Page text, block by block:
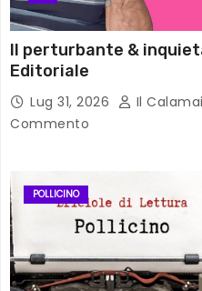
Il perturbante &
Editoriale
Lug 31, 2026 Il
Commento
POLLICINO